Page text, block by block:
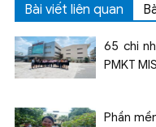
Bài viết liên quan
65 chi
PMKT
Phần